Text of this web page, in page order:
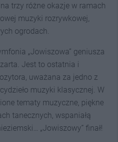
trzy różne okazje w ramach
muzyki rozrywkowej,
ogrodach.
„Jowiszowa” geniusza
Jest to ostatnia i
uważana za jedno z
muzyki klasycznej. W
tematy muzyczne, piękne
tanecznych, wspaniałą
„Jowiszowy” finał!